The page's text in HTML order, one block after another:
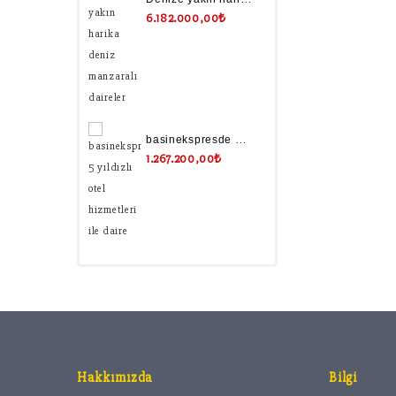
6.182.000,00₺
basinekspresde 5 yıldızlı otel hizmetleri ile daire
1.267.200,00₺
Hakkımızda Bilgi